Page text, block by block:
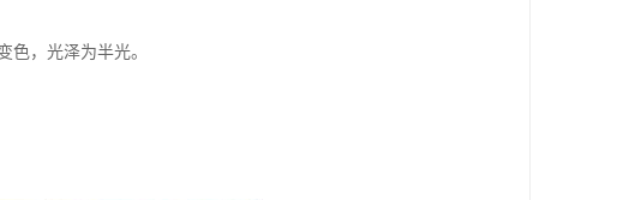
色，光泽为半光。